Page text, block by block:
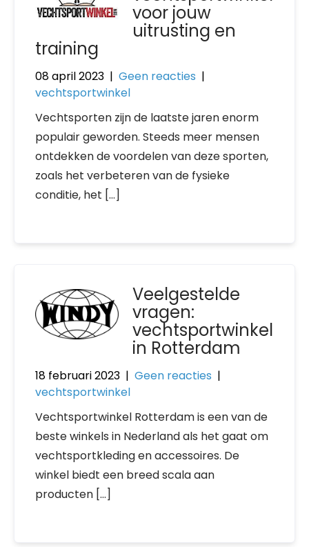
voor jouw
uitrusting en
training
08 april 2023 | Geen reacties |
vechtsportwinkel
Vechtsporten zijn de laatste jaren enorm
populair geworden. Steeds meer mensen
ontdekken de voordelen van deze sporten,
zoals het verbeteren van de fysieke
conditie, het […]
Veelgestelde
vragen:
vechtsportwinkel
in Rotterdam
18 februari 2023 | Geen reacties |
vechtsportwinkel
Vechtsportwinkel Rotterdam is een van de
beste winkels in Nederland als het gaat om
vechtsportkleding en accessoires. De
winkel biedt een breed scala aan
producten […]